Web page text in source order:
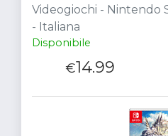
Videogiochi - Nintendo
- Italiana
Disponibile
€14.99